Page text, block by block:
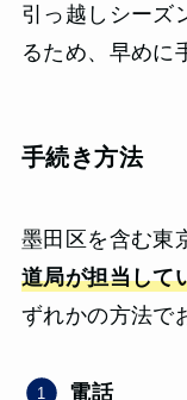
引っ越しシーズ
るため、早めに
手続き方法
墨田区を含む東
道局が担当して
ずれかの方法で
電話